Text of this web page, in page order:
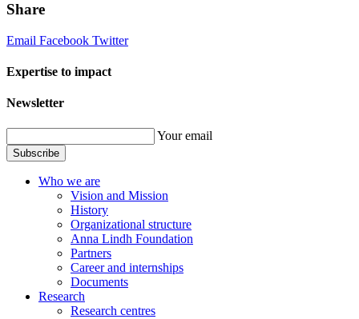
Share
Email Facebook Twitter
Expertise to impact
Newsletter
Your email
Subscribe
Who we are
Vision and Mission
History
Organizational structure
Anna Lindh Foundation
Partners
Career and internships
Documents
Research
Research centres